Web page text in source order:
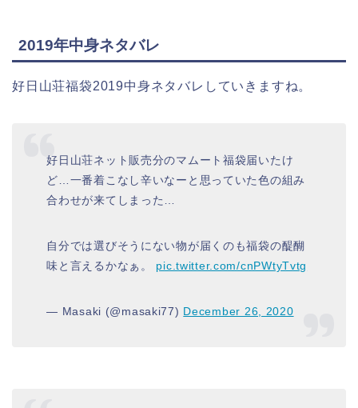
2019年中身ネタバレ
好日山荘福袋2019中身ネタバレしていきますね。
好日山荘ネット販売分のマムート福袋届いたけ
ど…一番着こなし辛いなーと思っていた色の組み
合わせが来てしまった…
自分では選びそうにない物が届くのも福袋の醍醐
味と言えるかなぁ。 pic.twitter.com/cnPWtyTvtg
— Masaki (@masaki77) December 26, 2020